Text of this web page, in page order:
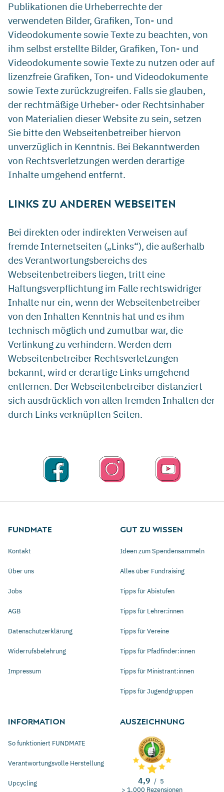
Publikationen die Urheberrechte der
verwendeten Bilder, Grafiken, Ton- und
Videodokumente sowie Texte zu beachten, von
ihm selbst erstellte Bilder, Grafiken, Ton- und
Videodokumente sowie Texte zu nutzen oder auf
lizenzfreie Grafiken, Ton- und Videodokumente
sowie Texte zurückzugreifen. Falls sie glauben,
der rechtmäßige Urheber- oder Rechtsinhaber
von Materialien dieser Website zu sein, setzen
Sie bitte den Webseitenbetreiber hiervon
unverzüglich in Kenntnis. Bei Bekanntwerden
von Rechtsverletzungen werden derartige
Inhalte umgehend entfernt.
LINKS ZU ANDEREN WEBSEITEN
Bei direkten oder indirekten Verweisen auf
fremde Internetseiten („Links“), die außerhalb
des Verantwortungsbereichs des
Webseitenbetreibers liegen, tritt eine
Haftungsverpflichtung im Falle rechtswidriger
Inhalte nur ein, wenn der Webseitenbetreiber
von den Inhalten Kenntnis hat und es ihm
technisch möglich und zumutbar war, die
Verlinkung zu verhindern. Werden dem
Webseitenbetreiber Rechtsverletzungen
bekannt, wird er derartige Links umgehend
entfernen. Der Webseitenbetreiber distanziert
sich ausdrücklich von allen fremden Inhalten der
durch Links verknüpften Seiten.
FUNDMATE
Kontakt
Über uns
Jobs
AGB
Datenschutzerklärung
Widerrufsbelehrung
Impressum
GUT ZU WISSEN
Ideen zum Spendensammeln
Alles über Fundraising
Tipps für Abistufen
Tipps für Lehrer:innen
Tipps für Vereine
Tipps für Pfadfinder:innen
Tipps für Ministrant:innen
Tipps für Jugendgruppen
INFORMATION
So funktioniert FUNDMATE
Verantwortungsvolle Herstellung
Upcycling
AUSZEICHNUNG
4,9 / 5
> 1.000 Rezensionen